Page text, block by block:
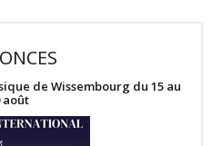
de Wissembourg du 15 au
août